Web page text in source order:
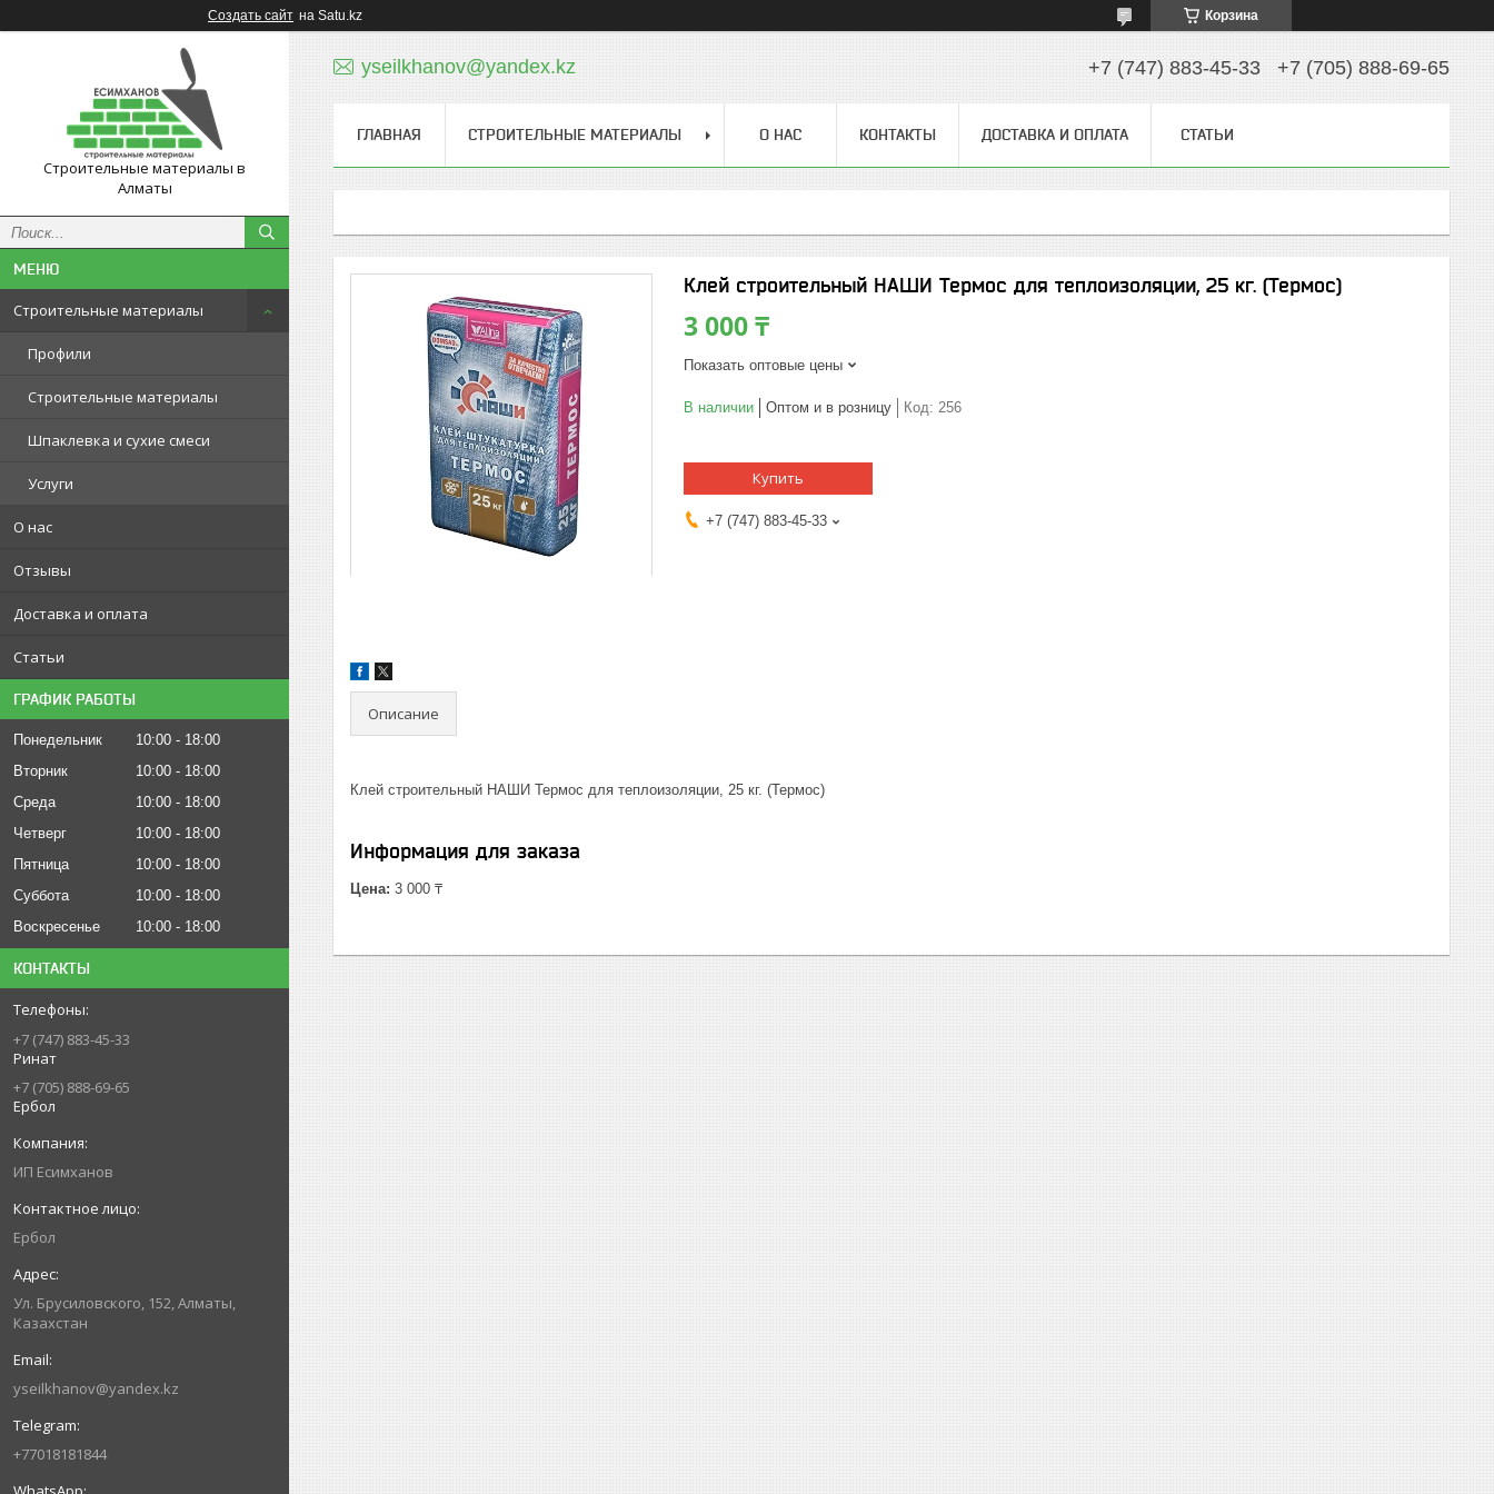
Создать сайт на Satu.kz Корзина
Строительные материалы в
Алматы
Строительные материалы
Профили
Строительные материалы
Шпаклевка и сухие смеси
Услуги
О нас
Отзывы
Доставка и оплата
Статьи
ГРАФИК РАБОТЫ
Понедельник 10:00
18:00
Вторник
10:00
18:00
Среда
10:00
18:00
Четверг
10:00
18:00
Пятница
10:00
18:00
Суббота
10:00
18:00
Воскресенье
10:00 18:00
КОНТАКТЫ
+7 (747) 883-45-33
Ринат
+7 (705) 888-69-65
Ербол
ИП Есимxанов
Ербол
Ул. Брусиловского, 152, Алматы,
Казахстан
yseilkhanov@yandex.kz
+77018181844
yseilkhanov@yandex.kz +7 (747) 883-45-33 +7 (705) 888-69-65
ГЛАВНАЯ СТРОИТЕЛЬНЫЕ МАТЕРИАЛЫ О НАС КОНТАКТЫ ДОСТАВКА И ОПЛАТА СТАТЬИ
Клей строительный НАШИ Термос для теплоизоляции, 25 кг. (Термос)
3 000 ₸
Показать оптовые цены
В наличии Оптом и в розницу Код: 256
Купить
+7 (747) 883-45-33
Описание
Клей строительный НАШИ Термос для теплоизоляции, 25 кг. (Термос)
Информация для заказа
Цена: 3 000 ₸